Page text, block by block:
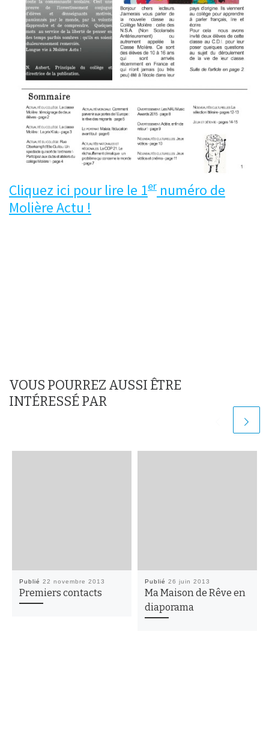
Cliquez ici pour lire le 1er numéro de
Molière Actu !
VOUS POURREZ AUSSI ÊTRE
INTÉRESSÉ PAR
Publié 22 novembre 2013
Premiers contacts
Publié 26 juin 2013
Ma Maison de Rêve en
diaporama